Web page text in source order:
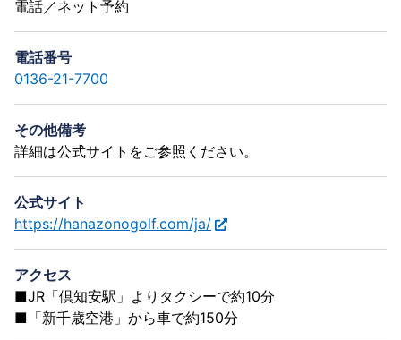
電話／ネット予約
電話番号
0136-21-7700
その他備考
詳細は公式サイトをご参照ください。
公式サイト
https://hanazonogolf.com/ja/
アクセス
■JR「倶知安駅」よりタクシーで約10分
■「新千歳空港」から車で約150分